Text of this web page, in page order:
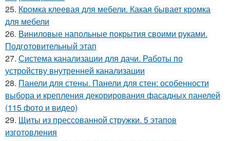
25. Кромка клеевая для мебели. Какая бывает кромка
для мебели
26. Виниловые напольные покрытия своими руками.
Подготовительный этап
27. Система канализации для дачи. Работы по
устройству внутренней канализации
28. Панели для стены. Панели для стен: особенности
выбора и крепления декорирования фасадных панелей
(115 фото и видео)
29. Щиты из прессованной стружки. 5 этапов
изготовления